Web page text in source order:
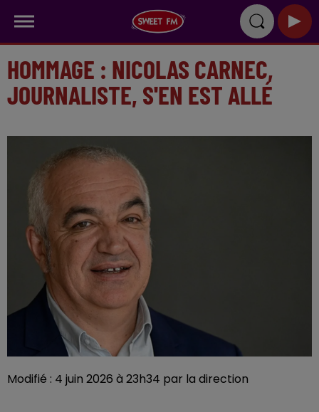
HOMMAGE : NICOLAS CARNEC,
JOURNALISTE, S'EN EST ALLÉ
Modifié : 4 juin 2026 à 23h34 par la direction